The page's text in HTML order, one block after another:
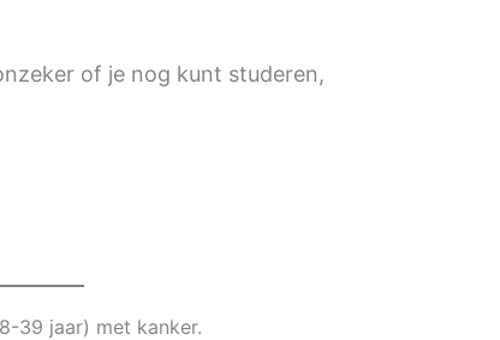
of je nog kunt studeren,
39 jaar) met kanker.